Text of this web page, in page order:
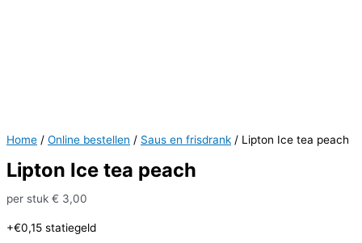
Home / Online bestellen / Saus en frisdrank / Lipton Ice tea peach
Lipton Ice tea peach
per stuk € 3,00
+€0,15 statiegeld